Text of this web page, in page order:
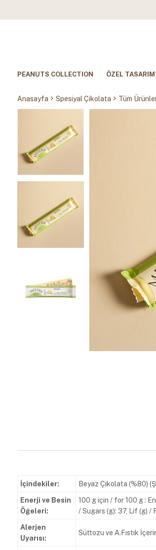
PEANUTS COLLECTION ÖZEL
Anasayfa Spesiyal Çikolata Tüm
İçindekiler: Beyaz Çikolata (%80)
Enerji ve Besin
Öğeleri:
100 g için / for 100 g :
/ Sugars (g): 37, Lif (g) /
Alerjen
Uyarısı:
Süttozu ve A.Fıstık